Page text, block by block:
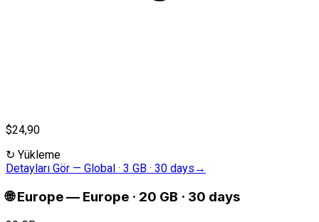
$24,90
↻ Yükleme
Detayları Gör — Global · 3 GB · 30 days →
🌐 Europe— Europe · 20 GB · 30 days